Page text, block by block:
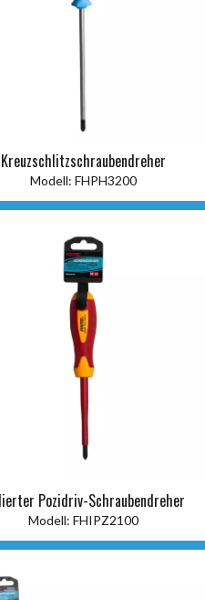
Kreuzschlitzschraubendreher
Modell: FHPH3200
Pozidriv-Schraubendreher
Modell: FHIPZ2100